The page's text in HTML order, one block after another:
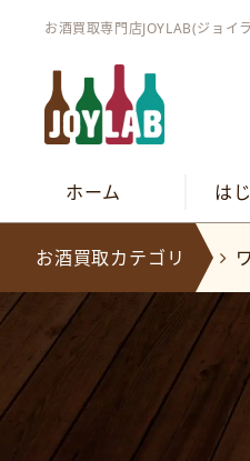
お酒買取専門店JOYLAB(ジョイ
ホーム は
お酒買取カテゴリ